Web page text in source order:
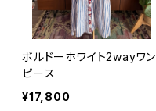
ボルドーホワイト2wayワン
ピース
¥17,800